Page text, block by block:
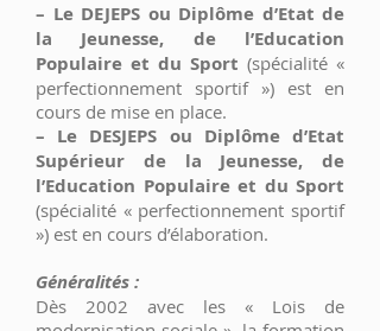
– Le DEJEPS ou Diplôme d’Etat de
la Jeunesse, de l’Education
Populaire et du Sport (spécialité «
perfectionnement sportif ») est en
cours de mise en place.
– Le DESJEPS ou Diplôme d’Etat
Supérieur de la Jeunesse, de
l’Education Populaire et du Sport
(spécialité « perfectionnement sportif
») est en cours d’élaboration.
Généralités :
Dès 2002 avec les « Lois de